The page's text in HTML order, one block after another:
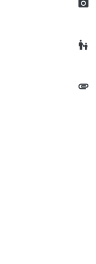
camera_alt
escalator_warning
attachment